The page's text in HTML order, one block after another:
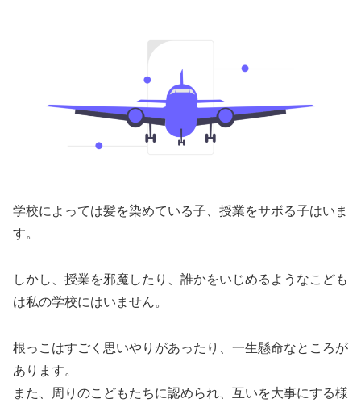
学校によっては髪を染めている子、授業をサボる子はいま
す。
しかし、授業を邪魔したり、誰かをいじめるようなこども
は私の学校にはいません。
根っこはすごく思いやりがあったり、一生懸命なところが
あります。
また、周りのこどもたちに認められ、互いを大事にする様